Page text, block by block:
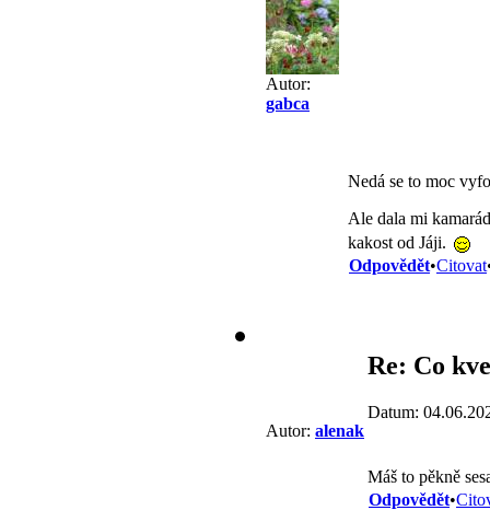
Autor:
gabca
Nedá se to moc
Ale dala mi
kakost od Jáji.
Odpovědět•Citovat
Autor: alenak
Re: Co
Datum:
Máš to pěkně
Odpovědět•